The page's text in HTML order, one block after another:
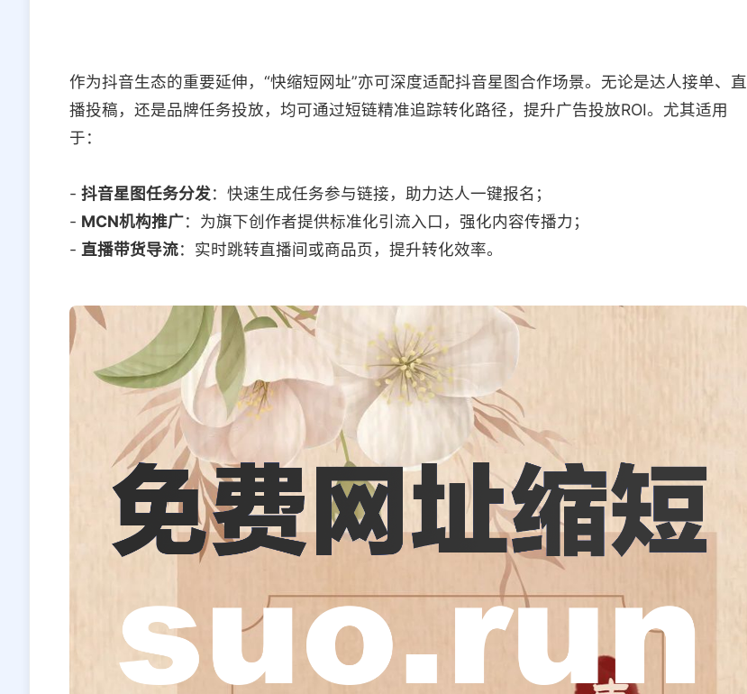
作为抖音生态的重要延伸，“快缩短网址”亦可深度适配抖音星图合作场景。无论是达人接单、直
播投稿，还是品牌任务投放，均可通过短链精准追踪转化路径，提升广告投放ROI。尤其适用
于：
- 抖音星图任务分发：快速生成任务参与链接，助力达人一键报名；
- MCN机构推广：为旗下创作者提供标准化引流入口，强化内容传播力；
- 直播带货导流：实时跳转直播间或商品页，提升转化效率。